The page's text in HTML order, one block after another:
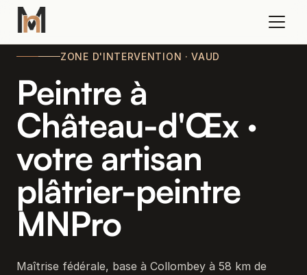
ZONE D'INTERVENTION · VAUD
Peintre à
Château-d'Œx ·
votre artisan
plâtrier-peintre
MNPro
Maîtrise fédérale, base à Collombey à 58 km de